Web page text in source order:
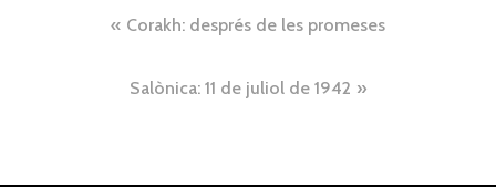
Navegació
d'entrades
Corakh: després de les promeses
Salònica: 11 de juliol de 1942